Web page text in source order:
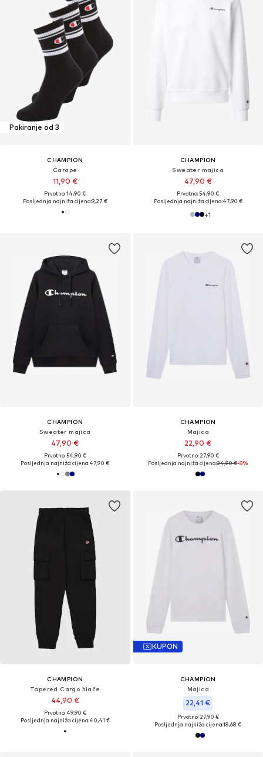
Pakiranje od 3
CHAMPION
Čarape
11,90 €
Prvotno: 14,90 €
Posljednja najniža cijena:9,27 €
CHAMPION
Sweater majica
47,90 €
Prvotno: 54,90 €
Posljednja najniža cijena:47,90 €
+1
CHAMPION
Sweater majica
47,90 €
Prvotno: 54,90 €
Posljednja najniža cijena:47,90 €
CHAMPION
Majica
22,90 €
Prvotno: 27,90 €
Posljednja najniža cijena:24,90 €-8%
CHAMPION
Tapered Cargo hlače
44,90 €
Prvotno: 49,90 €
Posljednja najniža cijena:40,41 €
KUPON
CHAMPION
Majica
22,41 €
Prvotno: 27,90 €
Posljednja najniža cijena:18,68 €